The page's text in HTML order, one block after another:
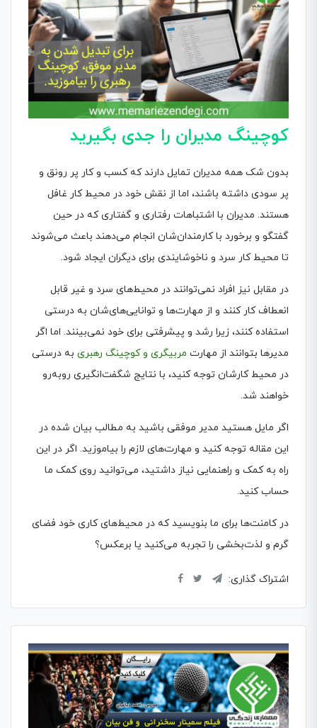
کوچینگ مدیران را جدی بگیرید
بدون شک همه مدیران تمایل دارند که کسب و کار پر رونق و
پر سودی داشته باشند، اما از نقش خود در محیط کار غافل
هستند. مدیران با اشتباهات رفتاری و گفتاری که در حین
گفتگو و برخورد با کارمندان‌شان انجام می‌دهند باعث می‌شوند
تا محیط کار سرد و ناخوشایندی برای دیگران ایجاد شود.
در مقابل نیز افراد نمی‌توانند در محیط‌های سرد و غیر قابل
انعطاف کار کنند و از مهارت‌ها و توانایی‌های‌شان به درستی
استفاده کنند، زیرا رشد و پیشرفتی برای خود نمی‌بینند. اما اگر
مدیرها بتوانند از مهارت مربیگری و کوچینگ رهبری به درستی
در محیط کارشان توجه کنید، با نتایج شگفت‌انگیری روبه‌رو
خواهند شد.
اگر مایل هستید مدیر موفقی باشید به مطالب بیان شده در
این مقاله توجه کنید و مهارت‌های لازم را بیاموزید. اگر در این
راه به کمک و راهنمایی نیاز داشتید، می‌توانید روی کمک ما
حساب کنید.
در کامنت‌ها برای ما بنویسید که در محیط‌های کاری خود فضای
گرم و لذت‌بخشی را تجربه می‌کنید یا برعکس؟
اشتراک گذاری: